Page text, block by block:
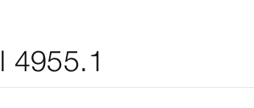
4955.1